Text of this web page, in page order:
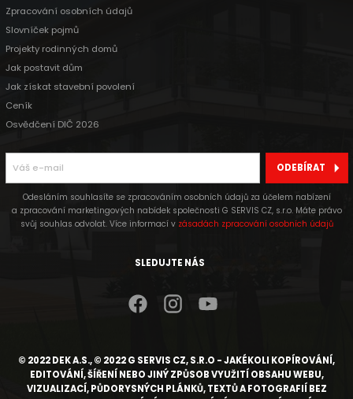
Zpracování osobních údajů
Slovníček pojmů
Projekty rodinných domů
Jak postavit dům
Jak získat stavební povolení
Ceník
Osvědčení DIČ 2026
ODEBÍRAT
Odesláním souhlasíte se zpracováním osobních údajů za účelem nabízení
a zpracování marketingových nabídek společnosti G SERVIS CZ, s.r.o. Máte právo
svůj souhlas odvolat. Více informací v zásadách zpracování osobních údajů
SLEDUJTE NÁS
© 2022 DEK A.S., © 2022 G SERVIS CZ, S.R.O - JAKÉKOLI KOPÍROVÁNÍ,
EDITOVÁNÍ, ŠÍŘENÍ NEBO JINÝ ZPŮSOB VYUŽITÍ OBSAHU WEBU,
VIZUALIZACÍ, PŮDORYSNÝCH PLÁNKŮ, TEXTŮ A FOTOGRAFIÍ BEZ